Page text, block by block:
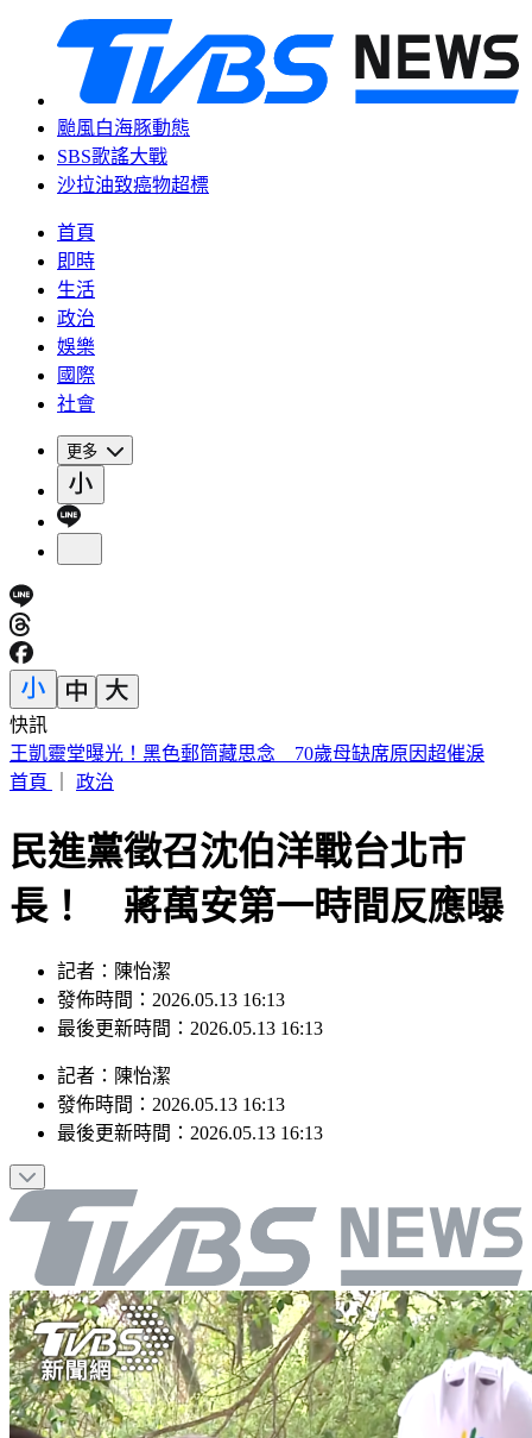
颱風白海豚動態
SBS歌謠大戰
沙拉油致癌物超標
首頁
即時
生活
政治
娛樂
國際
社會
更多
快訊
提醒國一新生守秩序！台中女師遭「掃把刺眼重傷」恐失明
首頁
政治
民進黨徵召沈伯洋戰台北市
長！ 蔣萬安第一時間反應曝
記者：陳怡潔
發佈時間：2026.05.13 16:13
最後更新時間：2026.05.13 16:13
記者 ： 陳怡潔
發佈時間： 2026.05.13 16:13
最後更新時間： 2026.05.13 16:13